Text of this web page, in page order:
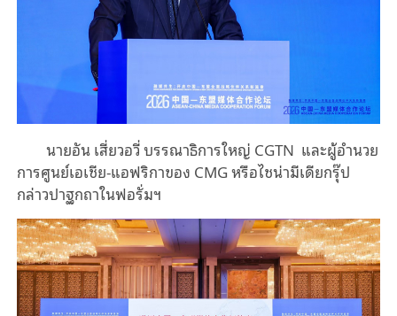
นายอัน เสี่ยวอวี่ บรรณาธิการใหญ่ CGTN และผู้อำนวย
การศูนย์เอเชีย-แอฟริกาของ CMG หรือไชน่ามีเดียกรุ๊ป
กล่าวปาฐกถาในฟอรั่มฯ